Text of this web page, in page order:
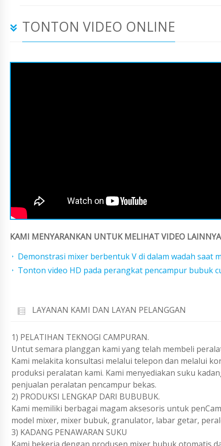
TONTON VIDEO ONLINE
KAMI MENYARANKAN UNTUK MELIHAT VIDEO
Demonstrasi mixer berbentuk V di dalam wadah saat
Tonton video HD pada perangkat pencampur bubuk
LAYANAN KAMI DAN LAYAN PELANGGAN
1) PELATIHAN TEKNOGI CAMPURAN.
Untut semara planggan kami yang telah membeli
Kami melakita konsultasi melalui telepon dan melalui
produksi peralatan kami. Kami menyediakan suku
penjualan peralatan pencampur bekas.
2) PRODUKSI LENGKAP DARI BUBUBUK.
Kami memiliki berbagai magam aksesoris untuk
model mixer, mixer bubuk, granulator, labar getar,
3) KADANG PENAWARAN SUKU
Kami bekerja dengan produsen mixer bubuk otomatis